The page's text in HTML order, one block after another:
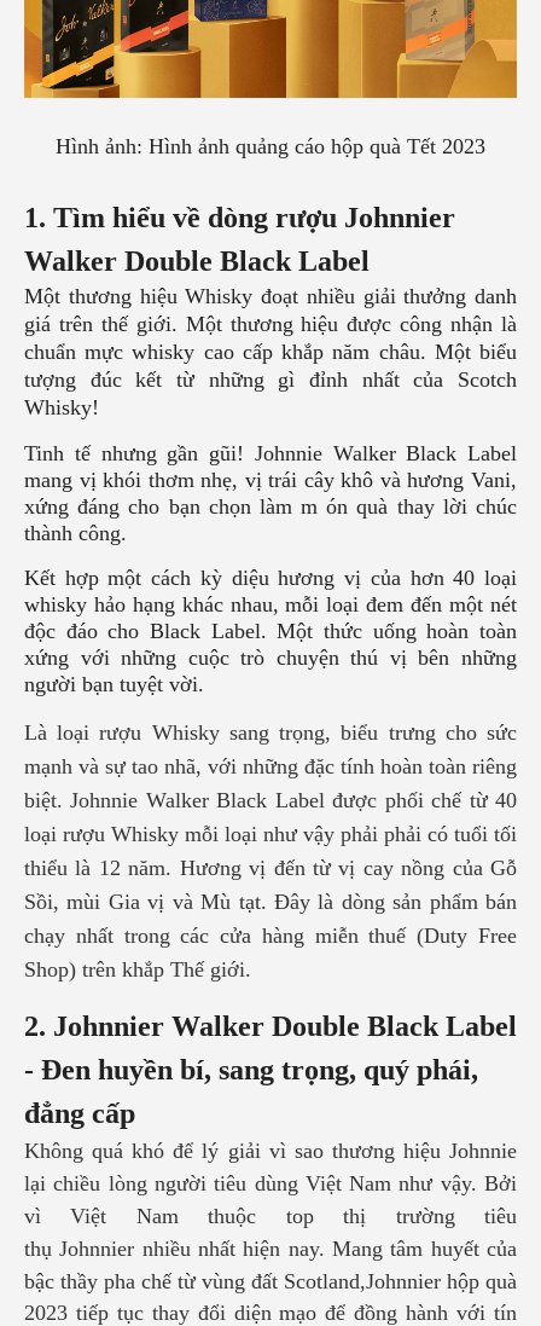
Hình ảnh: Hình ảnh quảng cáo hộp quà Tết 2023
1. Tìm hiểu về dòng rượu Johnnier
Walker Double Black Label
Một thương hiệu Whisky đoạt nhiều giải thưởng danh
giá trên thế giới. Một thương hiệu được công nhận là
chuẩn mực whisky cao cấp khắp năm châu. Một biểu
tượng đúc kết từ những gì đỉnh nhất của Scotch
Whisky!
Tinh tế nhưng gần gũi! Johnnie Walker Black Label
mang vị khói thơm nhẹ, vị trái cây khô và hương Vani,
xứng đáng cho bạn chọn làm m ón quà thay lời chúc
thành công.
Kết hợp một cách kỳ diệu hương vị của hơn 40 loại
whisky hảo hạng khác nhau, mỗi loại đem đến một nét
độc đáo cho Black Label. Một thức uống hoàn toàn
xứng với những cuộc trò chuyện thú vị bên những
người bạn tuyệt vời.
Là loại rượu Whisky sang trọng, biểu trưng cho sức
mạnh và sự tao nhã, với những đặc tính hoàn toàn riêng
biệt. Johnnie Walker Black Label được phối chế từ 40
loại rượu Whisky mỗi loại như vậy phải phải có tuổi tối
thiểu là 12 năm. Hương vị đến từ vị cay nồng của Gỗ
Sồi, mùi Gia vị và Mù tạt. Đây là dòng sản phẩm bán
chạy nhất trong các cửa hàng miễn thuế (Duty Free
Shop) trên khắp Thế giới.
2. Johnnier Walker Double Black Label
- Đen huyền bí, sang trọng, quý phái,
đẳng cấp
Không quá khó để lý giải vì sao thương hiệu Johnnie
lại chiều lòng người tiêu dùng Việt Nam như vậy. Bởi
vì Việt Nam thuộc top thị trường tiêu
thụJohnnier nhiều nhất hiện nay. Mang tâm huyết của
bậc thầy pha chế từ vùng đất Scotland,Johnnier hộp quà
2023 tiếp tục thay đổi diện mạo để đồng hành với tín